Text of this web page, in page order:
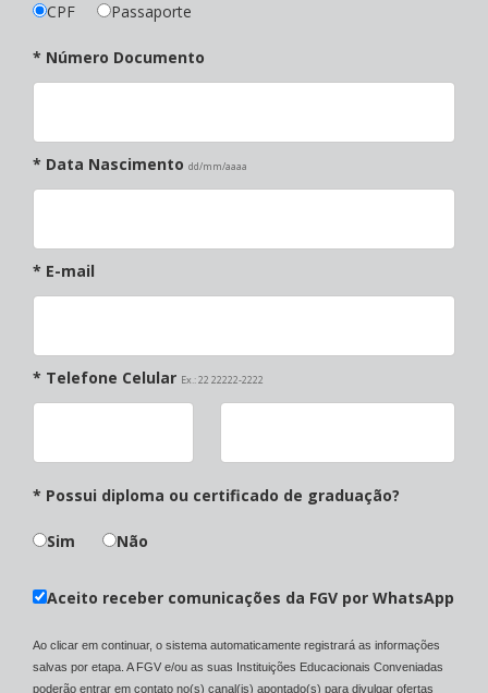
CPF Passaporte
* Número Documento
* Data Nascimento dd/mm/aaaa
* E-mail
* Telefone Celular Ex.: 22 22222-2222
* Possui diploma ou certificado de graduação?
Sim Não
Aceito receber comunicações da FGV por WhatsApp
Ao clicar em continuar, o sistema automaticamente registrará as informações
salvas por etapa. A FGV e/ou as suas Instituições Educacionais Conveniadas
poderão entrar em contato no(s) canal(is) apontado(s) para divulgar ofertas